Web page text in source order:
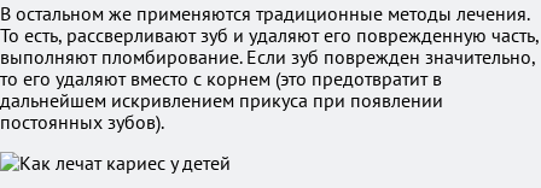
В остальном же применяются традиционные методы лечения.
То есть, рассверливают зуб и удаляют его поврежденную часть,
выполняют пломбирование. Если зуб поврежден значительно,
то его удаляют вместо с корнем (это предотвратит в
дальнейшем искривлением прикуса при появлении
постоянных зубов).